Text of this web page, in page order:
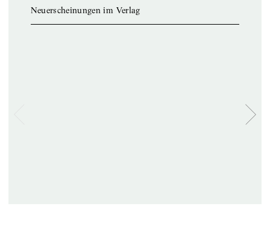
Neuerscheinungen im Verlag